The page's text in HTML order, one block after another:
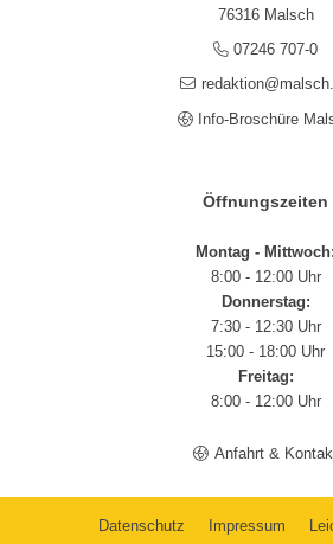
76316 Malsch
07246 707-0
Info-Broschüre
Öffnungszeiten
Montag - Mittwoch:
8:00 - 12:00 Uhr
Donnerstag:
7:30 - 12:30 Uhr
15:00 - 18:00 Uhr
Freitag:
8:00 - 12:00 Uhr
Anfahrt &
Datenschutz Impressum